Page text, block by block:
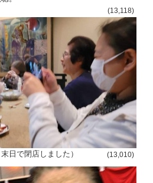
(13,118)
日で閉店しました） (13,010)